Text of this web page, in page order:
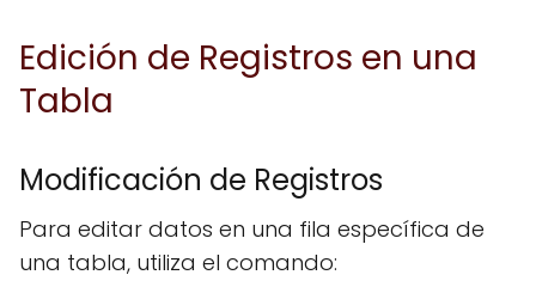
Edición de Registros en una
Tabla
Modificación de Registros
Para editar datos en una fila específica de
una tabla, utiliza el comando: